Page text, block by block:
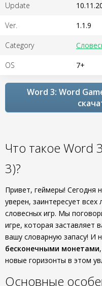
Update
Ver. 1.1.9
Category
OS 7+
Word 3: Word
Что такое Word
3)?
Привет, геймеры! Сегодня
уверен, заинтересует
словесных игр. Мы
игре, которая заставляет
вашу словарную запасу! И
бесконечными монетами
новые горизонты в этом
Основные